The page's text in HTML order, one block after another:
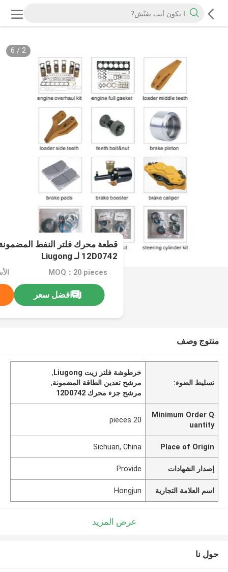
2
/
6
قطعة محرك فلتر النفط المضمونة
12D0742 لـ Liugong
MOQ：20 pieces
افضل سعر
منتوج وصف
تسليط الضوء:
خرطوشة فلتر زيت Liugong
,
مرشح تعدين الطاقة المضمونة,
مرشح جزء محرك 12D0742
Minimum Order Q
uantity
20 pieces
Place of Origin
Sichuan, China
إصدار الشهادات Provide
اسم العلامة التجارية Hongjun
عرض المزيد
حول نا